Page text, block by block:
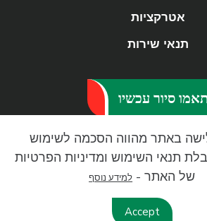
באתר מהווה הסכמה לשימוש
תנאי השימוש ומדיניות הפרטיות
של האתר - למידע נוסף
Accept
תאמו סיור עכשיו
אטרקציות
תנאי שירות
- אין להעתיק, לשכפל, או לעשות שימוש מסחרי